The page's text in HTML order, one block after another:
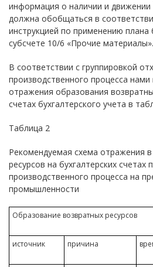
информация о наличии и движении
должна обобщаться в
инструкцией по применению плана
субсчете 10/6 «Прочие материалы».
В соответствии с группировкой
производственного процесса
отражения образования
счетах бухгалтерского учета в
Таблица 2
Рекомендуемая схема отражения
ресурсов на бухгалтерских счетах
производственного процесса на
промышленности
Образование возвратных ресурсов
источник
причина